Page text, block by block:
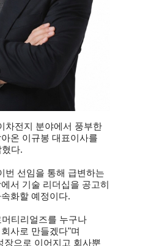
차전지 분야에서 풍부한
온 이규봉 대표이사를
다.
번 선임을 통해 급변하는
서 기술 리더십을 공고히
화할 예정이다.
티리얼즈를 누구나
사로 만들겠다"며
장으로 이어지고 회사뿐